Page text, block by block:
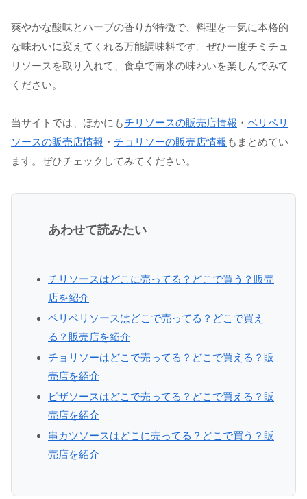
爽やかな酸味とハーブの香りが特徴で、料理を一気に本格的
な味わいに変えてくれる万能調味料です。ぜひ一度チミチュ
リソースを取り入れて、食卓で南米の味わいを楽しんでみて
ください。
当サイトでは、ほかにもチリソースの販売店情報 ・ ペリペリ
ソースの販売店情報 ・ チョリソーの販売店情報 もまとめてい
ます。ぜひチェックしてみてください。
あわせて読みたい
チリソースはどこに売ってる？どこで買う？販売
店を紹介
ペリペリソースはどこで売ってる？どこで買え
る？販売店を紹介
チョリソーはどこで売ってる？どこで買える？販
売店を紹介
ピザソースはどこで売ってる？どこで買える？販
売店を紹介
串カツソースはどこに売ってる？どこで買う？販
売店を紹介